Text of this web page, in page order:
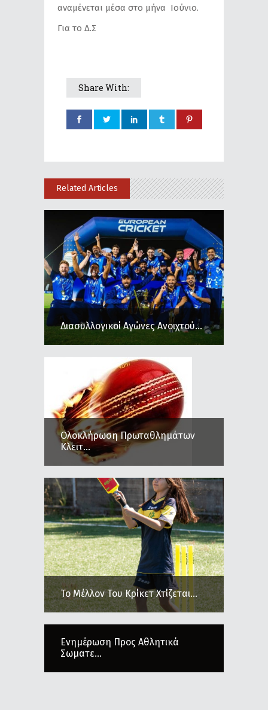
αναμένεται μέσα στο μήνα Ιoύνιο.
Για το Δ.Σ
Share With:
Related Articles
Διασυλλογικοί Αγώνες Ανοιχτού...
Ολοκλήρωση Πρωταθλημάτων
Κλειτ...
Το Μέλλον Του Κρίκετ Χτίζεται...
Ενημέρωση Προς Αθλητικά
Σωματε...